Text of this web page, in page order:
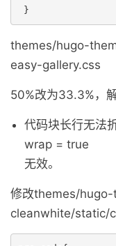
}
themes/hugo-
easy-gallery.css
50%改为33.3%，
代码块长行无法
wrap = true
无效。
修改themes/
cleanwhite/static/